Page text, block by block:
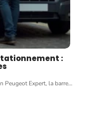
:
Peugeot Expert, la barre…